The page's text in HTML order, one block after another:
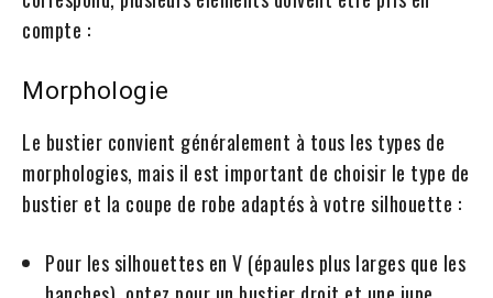
compte :
Morphologie
Le bustier convient généralement à tous les types de
morphologies, mais il est important de choisir le type de
bustier et la coupe de robe adaptés à votre silhouette :
Pour les silhouettes en V (épaules plus larges que les